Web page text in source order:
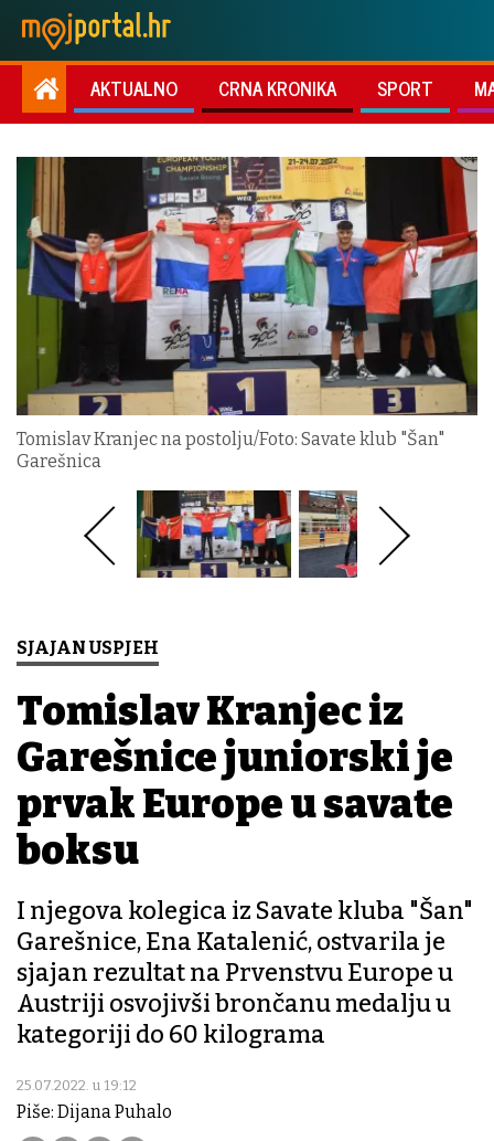
AKTUALNO CRNA KRONIKA SPORT
Tomislav Kranjec na postolju/Foto: Savate klub "Šan"
Garešnica
SJAJAN USPJEH
Tomislav Kranjec iz
Garešnice juniorski je
prvak Europe u savate
boksu
I njegova kolegica iz Savate kluba "Šan"
Garešnice, Ena Katalenić, ostvarila je
sjajan rezultat na Prvenstvu Europe u
Austriji osvojivši brončanu medalju u
kategoriji do 60 kilograma
25.07.2022. u 19:12
Piše: Dijana Puhalo